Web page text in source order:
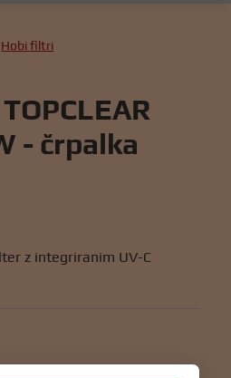
Hobi filtri
- črpalka
z integriranim UV-C